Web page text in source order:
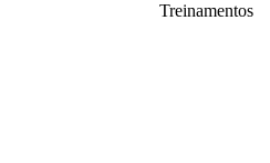
Treinamentos